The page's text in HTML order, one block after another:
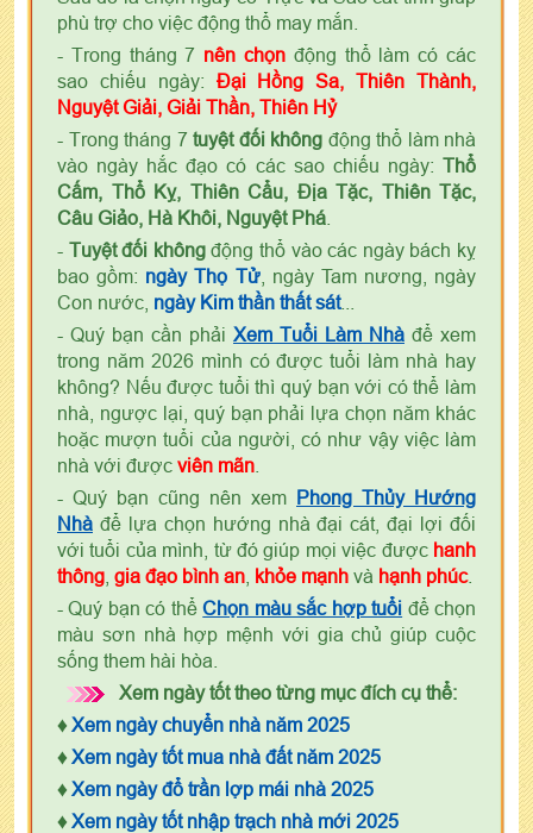
phù trợ cho việc động thổ may mắn.
- Trong tháng 7 nên chọn động thổ làm có các
sao chiếu ngày: Đại Hồng Sa, Thiên Thành,
Nguyệt Giải, Giải Thần, Thiên Hỷ
- Trong tháng 7 tuyệt đối không động thổ làm nhà
vào ngày hắc đạo có các sao chiếu ngày: Thổ
Cấm, Thổ Kỵ, Thiên Cẩu, Địa Tặc, Thiên Tặc,
Câu Giảo, Hà Khôi, Nguyệt Phá
- Tuyệt đối khôngđộng thổ vào các ngày bách kỵ
bao gồm: ngày Thọ Tử, ngày Tam nương, ngày
Con nước, ngày Kim thần thất sát...
- Quý bạn cần phải Xem Tuổi Làm Nhà để xem
trong năm 2026 mình có được tuổi làm nhà hay
không? Nếu được tuổi thì quý bạn với có thể làm
nhà, ngược lại, quý bạn phải lựa chọn năm khác
hoặc mượn tuổi của người, có như vậy việc làm
nhà với được viên mãn
- Quý bạn cũng nên xem Phong Thủy Hướng
Nhà để lựa chọn hướng nhà đại cát, đại lợi đối
với tuổi của mình, từ đó giúp mọi việc được hanh
thông gia đạo bình an khỏe mạnh và hạnh phúc.
- Quý bạn có thểChọn màu sắc hợp tuổi để chọn
màu sơn nhà hợp mệnh với gia chủ giúp cuộc
sống them hài hòa.
Xem ngày tốt theo từng mục đích cụ thể:
♦ Xem ngày chuyển nhà năm 2025
♦ Xem ngày tốt mua nhà đất năm 2025
♦ Xem ngày đổ trần lợp mái nhà 2025
♦ Xem ngày tốt nhập trạch nhà mới 2025